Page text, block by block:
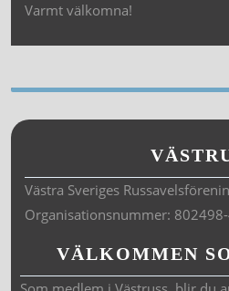
Varmt välkomna!
Västra Sveriges
Organisationsnummer:
VÄLKOMMEN